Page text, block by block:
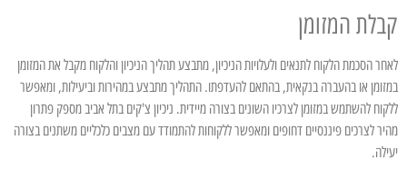
קבלת המזומן
לאחר הסכמת הלקוח לתנאים ולעלויות הניכיון, מתבצע תהליך הניכיון והלקוח מקבל את המזומן
במזומן או בהעברה בנקאית, בהתאם להעדפתו. התהליך מתבצע במהירות וביעילות, ומאפשר
ללקוח להשתמש במזומן לצרכיו השונים בצורה מיידית. ניכיון צ'קים בתל אביב מספק פתרון
מהיר לצרכים פיננסיים דחופים ומאפשר ללקוחות להתמודד עם מצבים כלכליים משתנים בצורה
יעילה.